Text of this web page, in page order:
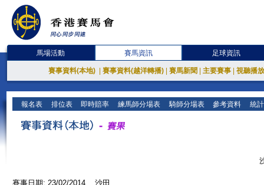
馬場活動 賽馬資訊 足球資訊
賽事資料(本地) 賽事資料(越洋轉播) 賽馬新聞 主要賽事 視聽播
報名表 排位表 即時賠率 練馬師分場表 騎師分場表 參考資料 統
賽事日期: 23/02/2014 沙田